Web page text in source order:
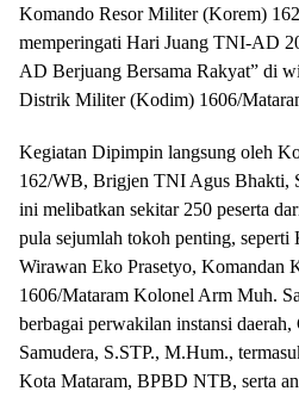
Komando Resor Militer (Korem)
memperingati Hari Juang TNI-AD
AD Berjuang Bersama Rakyat” di
Distrik Militer (Kodim) 1606/
Kegiatan Dipimpin langsung oleh
162/WB, Brigjen TNI Agus Bhakti,
ini melibatkan sekitar 250 peserta
pula sejumlah tokoh penting,
Wirawan Eko Prasetyo, Komandan
1606/Mataram Kolonel Arm Muh.
berbagai perwakilan instansi daerah,
Samudera, S.STP., M.Hum.,
Kota Mataram, BPBD NTB, serta